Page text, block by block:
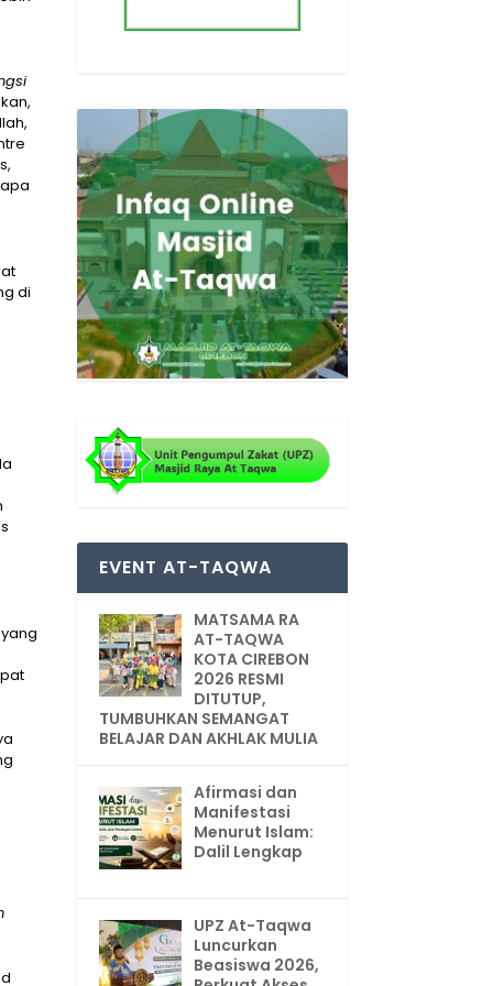
di
EVENT AT-TAQWA
MATSAMA RA
AT-TAQWA
KOTA CIREBON
2026 RESMI
DITUTUP,
TUMBUHKAN SEMANGAT
BELAJAR DAN AKHLAK MULIA
Afirmasi dan
Manifestasi
Menurut Islam:
Dalil Lengkap
UPZ At-Taqwa
Luncurkan
Beasiswa 2026,